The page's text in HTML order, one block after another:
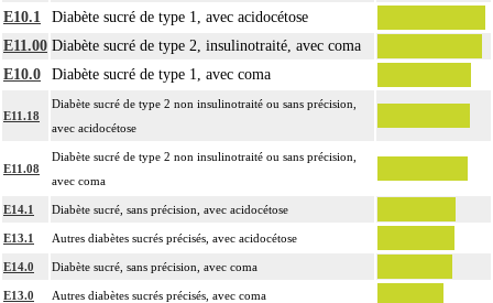
E10.1
Diabète sucré de type 1, avec acidocétose
E11.00 Diabète sucré de type 2, insulinotraité, avec coma
E10.0
Diabète sucré de type 1, avec coma
E11.18
Diabète sucré de type 2 non insulinotraité ou sans précision,
avec acidocétose
E11.08
Diabète sucré de type 2 non insulinotraité ou sans précision,
avec coma
E14.1 Diabète sucré, sans précision, avec acidocétose
E13.1 Autres diabètes sucrés précisés, avec acidocétose
E14.0 Diabète sucré, sans précision, avec coma
E13.0 Autres diabètes sucrés précisés, avec coma